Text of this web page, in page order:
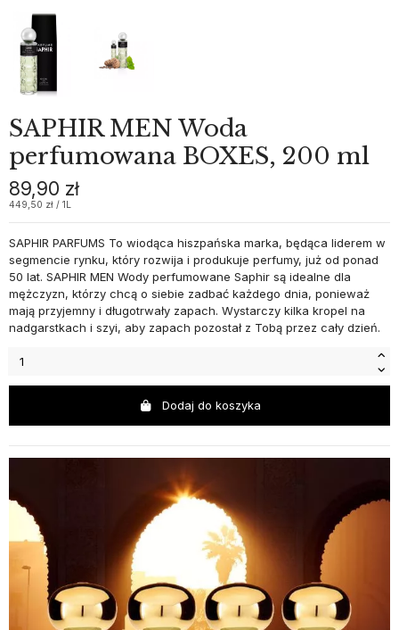
SAPHIR MEN Woda
perfumowana BOXES, 200 ml
89,90 zł
449,50 zł / 1L
SAPHIR PARFUMS To wiodąca hiszpańska marka, będąca liderem w
segmencie rynku, który rozwija i produkuje perfumy, już od ponad
50 lat. SAPHIR MEN Wody perfumowane Saphir są idealne dla
mężczyzn, którzy chcą o siebie zadbać każdego dnia, ponieważ
mają przyjemny i długotrwały zapach. Wystarczy kilka kropel na
nadgarstkach i szyi, aby zapach pozostał z Tobą przez cały dzień.
Dodaj do koszyka